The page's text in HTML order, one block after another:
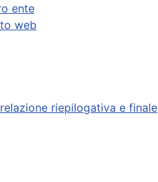
ente
web
riepilogativa e finale